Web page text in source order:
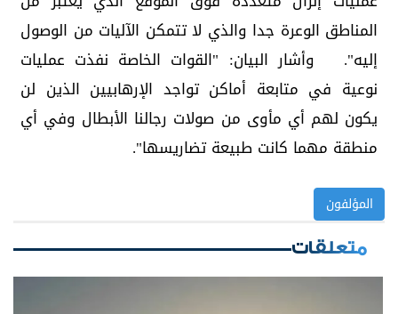
المناطق الوعرة جدا والذي لا تتمكن الآليات من الوصول
إليه". وأشار البيان: "القوات الخاصة نفذت عمليات
نوعية في متابعة أماكن تواجد الإرهابيين الذين لن
يكون لهم أي مأوى من صولات رجالنا الأبطال وفي أي
منطقة مهما كانت طبيعة تضاريسها".
المؤلفون
متعلقات